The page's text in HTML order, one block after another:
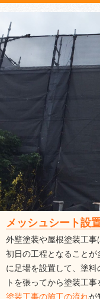
メッシュシート設
外壁塗装や屋根塗装工
初日の工程となること
に足場を設置して、塗
トを張ってから塗装工事
塗装工事の施工の流れが